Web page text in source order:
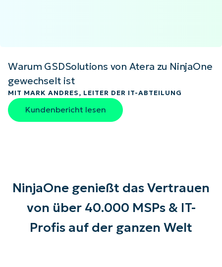
Warum GSDSolutions von Atera zu NinjaOne
gewechselt ist
MIT MARK ANDRES, LEITER DER IT-ABTEILUNG
Kundenbericht lesen
NinjaOne genießt das Vertrauen
von über 40.000 MSPs & IT-
Profis auf der ganzen Welt